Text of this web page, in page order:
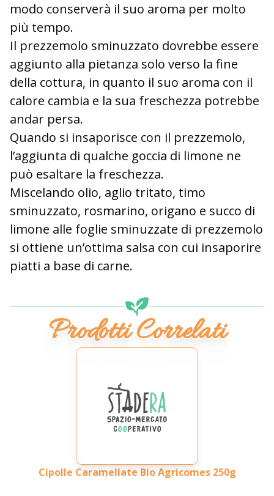
modo conserverà il suo aroma per molto
più tempo.
Il prezzemolo sminuzzato dovrebbe essere
aggiunto alla pietanza solo verso la fine
della cottura, in quanto il suo aroma con il
calore cambia e la sua freschezza potrebbe
andar persa.
Quando si insaporisce con il prezzemolo,
l’aggiunta di qualche goccia di limone ne
può esaltare la freschezza.
Miscelando olio, aglio tritato, timo
sminuzzato, rosmarino, origano e succo di
limone alle foglie sminuzzate di prezzemolo
si ottiene un’ottima salsa con cui insaporire
piatti a base di carne.
Prodotti Correlati
Cipolle Caramellate Bio Agricomes 250g